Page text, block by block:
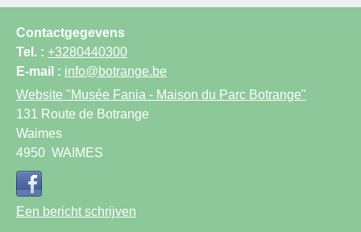
Contactgegevens
Tel. : +3280440300
E-mail : info@botrange.be
Website "Musée Fania - Maison du Parc Botrange"
131 Route de Botrange
Waimes
4950 WAIMES
Een bericht schrijven